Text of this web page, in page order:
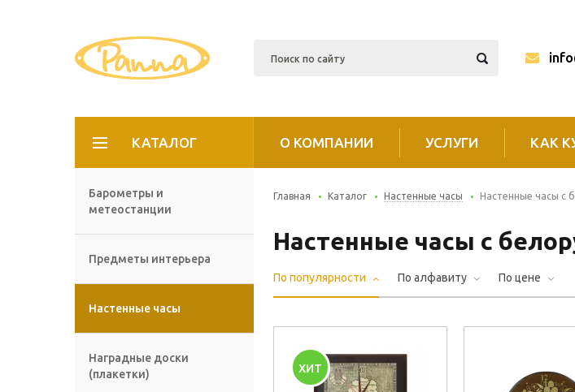
КАТАЛОГ О КОМПАНИИ УСЛУГИ КАК
Барометры и
метеостанции
Предметы интерьера
Настенные часы
Наградные доски
(плакетки)
Главная Каталог Настенные часы Настенные часы с
Настенные часы с
По популярности По алфавиту По цене
ХИТ